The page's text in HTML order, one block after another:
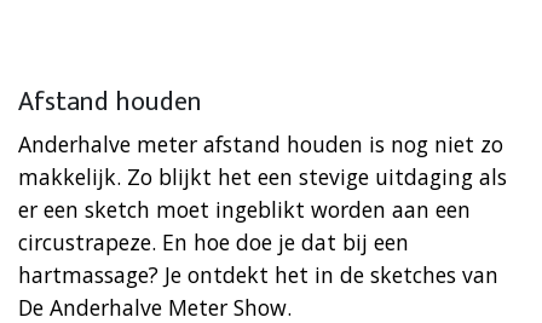
Afstand houden
Anderhalve meter afstand houden is nog niet zo
makkelijk. Zo blijkt het een stevige uitdaging als
er een sketch moet ingeblikt worden aan een
circustrapeze. En hoe doe je dat bij een
hartmassage? Je ontdekt het in de sketches van
De Anderhalve Meter Show.